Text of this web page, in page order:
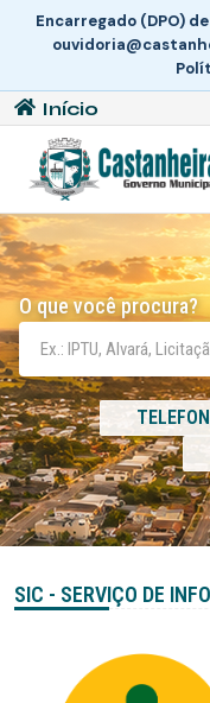
Encarregado (DPO)
Início
O que você procura?
SIC - SERVIÇO DE